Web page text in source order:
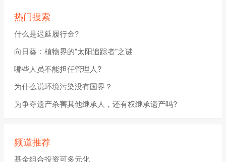
热门搜索
什么是迟延履行金?
向日葵：植物界的"太阳追踪者"之谜
哪些人员不能担任管理人?
为什么说环境污染没有国界？
为争夺遗产杀害其他继承人，还有权继承遗产吗?
频道推荐
基金组合投资可多元化